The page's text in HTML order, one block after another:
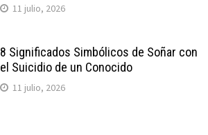
11 julio, 2026
8 Significados Simbólicos de Soñar con
el Suicidio de un Conocido
11 julio, 2026